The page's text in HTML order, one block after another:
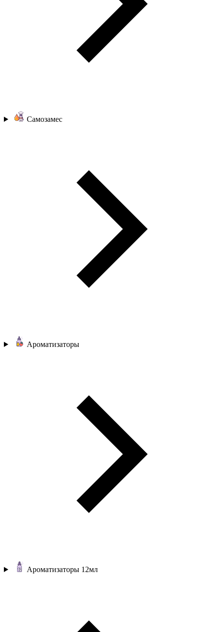
Самозамес
Ароматизаторы
Ароматизаторы 12мл